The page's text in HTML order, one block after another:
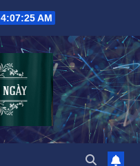
4:07:26 AM